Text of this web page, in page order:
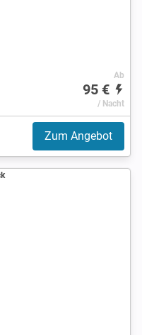
Ab
95 €
/ Nacht
Zum Angebot